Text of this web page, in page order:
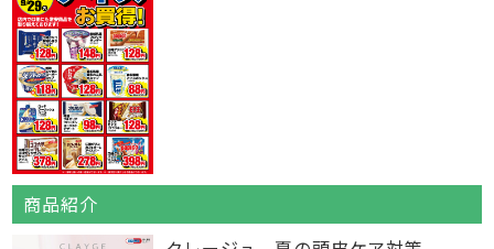
商品紹介